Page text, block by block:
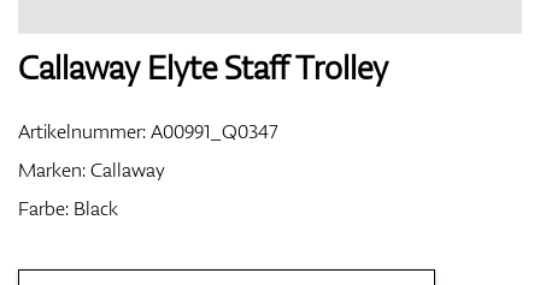
Bags
Callaway Elyte Staff Trolley
Artikelnummer:A00991_Q0347
Marken:Callaway
Farbe: Black